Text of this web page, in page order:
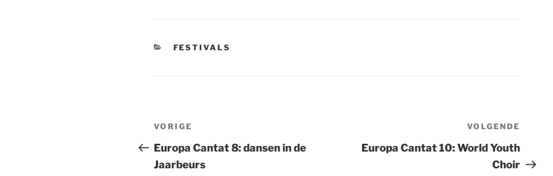
CATEGORIEËN
FESTIVALS
Bericht
navigatie
Vorig
bericht
VORIGE
Europa Cantat 8: dansen in de
Jaarbeurs
bericht
VOLGENDE
Europa Cantat 10: World Youth
Choir